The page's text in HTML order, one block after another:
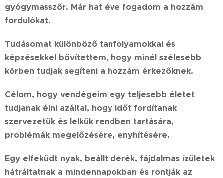
gyógymasszőr. Már hat éve fogadom a hozzám
fordulókat.
Tudásomat különböző tanfolyamokkal és
képzésekkel bővítettem, hogy minél szélesebb
körben tudjak segíteni a hozzám érkezőknek.
Célom, hogy vendégeim egy teljesebb életet
tudjanak élni azáltal, hogy időt fordítanak
szervezetük és lelkük rendben tartására,
problémák megelőzésére, enyhítésére.
Egy elfeküdt nyak, beállt derék, fájdalmas ízületek
hátráltatnak a mindennapokban és rontják az